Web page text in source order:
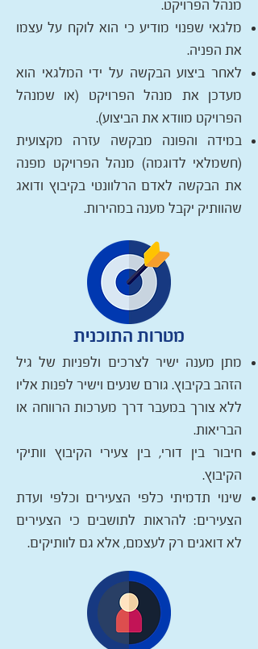
מנהל הפרויקט.
מלגאי שפנוי מודיע כי הוא לוקח על עצמו
את הפניה.
לאחר ביצוע הבקשה על ידי המלגאי הוא
מעדכן את מנהל הפרויקט (או שמנהל
הפרויקט מוודא את הביצוע).
במידה והפונה מבקשה עזרה מקצועית
(חשמלאי לדוגמה) מנהל הפרויקט מפנה
את הבקשה לאדם הרלוונטי בקיבוץ ודואג
שהוותיק יקבל מענה במהירות.
מטרות התוכנית
מתן מענה ישיר לצרכים ולפניות של גיל
הזהב בקיבוץ. גורם שנעים וישיר לפנות אליו
ללא צורך במעבר דרך מערכות הרווחה או
הבריאות.
חיבור בין דורי, בין צעירי הקיבוץ וותיקי
הקיבוץ.
שינוי תדמיתי כלפי הצעירים וכלפי ועדת
הצעירים: להראות לתושבים כי הצעירים
לא דואגים רק לעצמם, אלא גם לוותיקים.